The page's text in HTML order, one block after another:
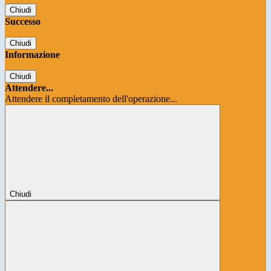
Chiudi
Successo
Chiudi
Informazione
Chiudi
Attendere...
Attendere il completamento dell'operazione...
Chiudi